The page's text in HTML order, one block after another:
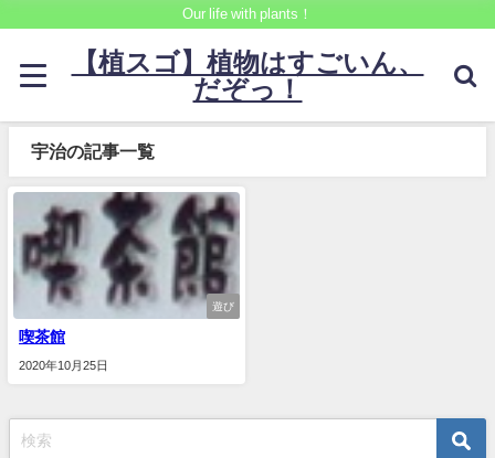
Our life with plants！
【植スゴ】植物はすごいん、
だぞっ！
宇治の記事一覧
遊び
喫茶館
2020年10月25日